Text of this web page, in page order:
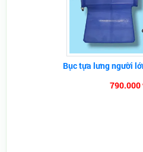
Bục tựa lưng người
790.000